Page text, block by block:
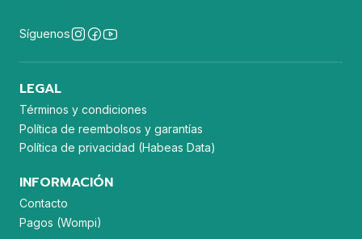
Síguenos
LEGAL
Términos y condiciones
Política de reembolsos y garantías
Política de privacidad (Habeas Data)
INFORMACIÓN
Contacto
Pagos (Wompi)